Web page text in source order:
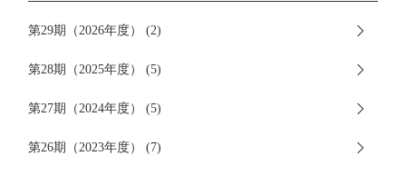
第29期（2026年度） (2)
第28期（2025年度） (5)
第27期（2024年度） (5)
第26期（2023年度） (7)